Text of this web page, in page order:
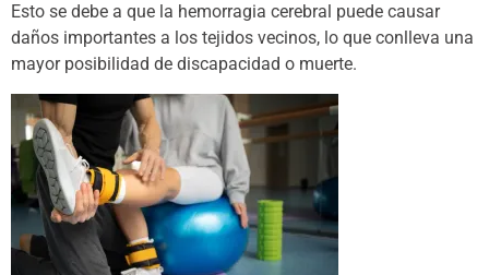
Esto se debe a que la hemorragia cerebral puede causar
daños importantes a los tejidos vecinos, lo que conlleva una
mayor posibilidad de discapacidad o muerte.